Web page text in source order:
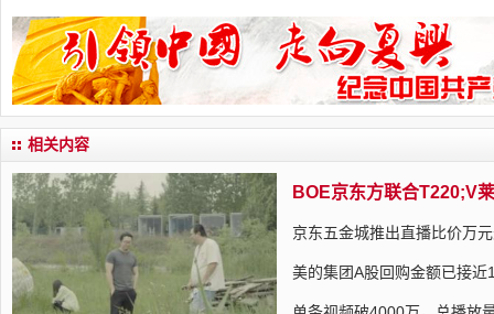
相关内容
BOE京东方联合T220;V
京东五金城推出直播比价万
美的集团A股回购金额已接近